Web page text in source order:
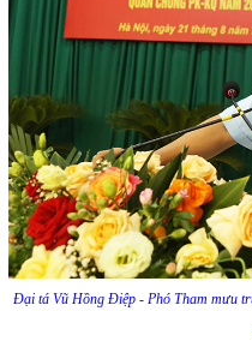
Đại tá Vũ Hồng Điệp - Phó Tham mưu